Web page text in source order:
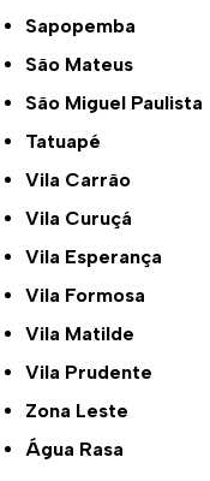
Sapopemba
São Mateus
São Miguel Paulista
Tatuapé
Vila Carrão
Vila Curuçá
Vila Esperança
Vila Formosa
Vila Matilde
Vila Prudente
Zona Leste
Água Rasa